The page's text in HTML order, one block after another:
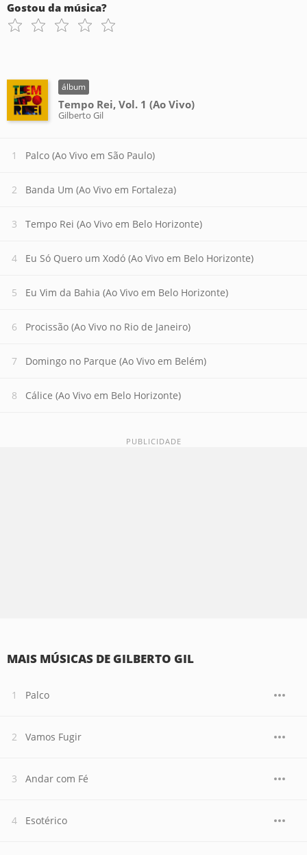
Gostou da música?
álbum
Tempo Rei, Vol. 1 (Ao Vivo)
Gilberto Gil
Palco (Ao Vivo em São Paulo)
Banda Um (Ao Vivo em Fortaleza)
Tempo Rei (Ao Vivo em Belo Horizonte)
Eu Só Quero um Xodó (Ao Vivo em Belo Horizonte)
Eu Vim da Bahia (Ao Vivo em Belo Horizonte)
Procissão (Ao Vivo no Rio de Janeiro)
Domingo no Parque (Ao Vivo em Belém)
Cálice (Ao Vivo em Belo Horizonte)
MAIS MÚSICAS DE GILBERTO GIL
Palco
Vamos Fugir
Andar com Fé
Esotérico